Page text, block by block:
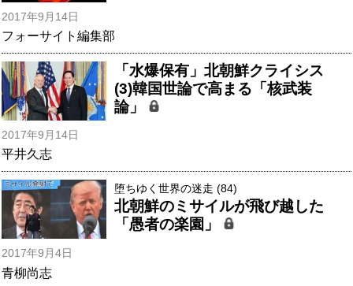
2017年9月14日
フォーサイト編集部
「水爆保有」北朝鮮クライシス
(3)韓国世論で高まる「核武装
論」
2017年9月14日
平井久志
堕ちゆく世界の迷走 (84)
北朝鮮のミサイルが飛び越した
「愚者の楽園」
2017年9月4日
青柳尚志